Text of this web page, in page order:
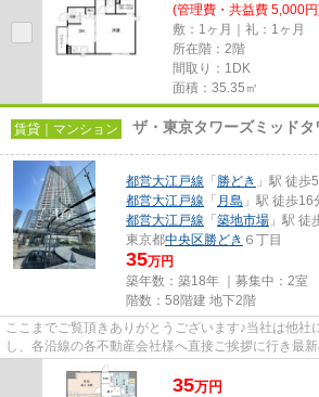
(管理費・共益費 5,000
敷：1ヶ月｜礼：1ヶ月
所在階：2階
間取り：1DK
面積：35.35㎡
賃貸｜マンション ザ・東京タワーズミッド
都営大江戸線 「 勝どき 」駅 徒歩
都営大江戸線 「 月島 」駅 徒歩16
都営大江戸線 「 築地市場 」駅 徒
東京都中央区勝どき ６丁目
35万円
築年数：築18年 ｜募集中： 2室
階数：58階建 地下2階
ここまでご覧頂きありがとうございます♪当社は他社
し、各沿線の各不動産会社様へ直接ご挨拶に行き最
しております！最新の情報は...
35万円